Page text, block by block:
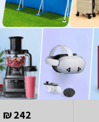
Pelena wgPELENA-
MBL01
242 ₪